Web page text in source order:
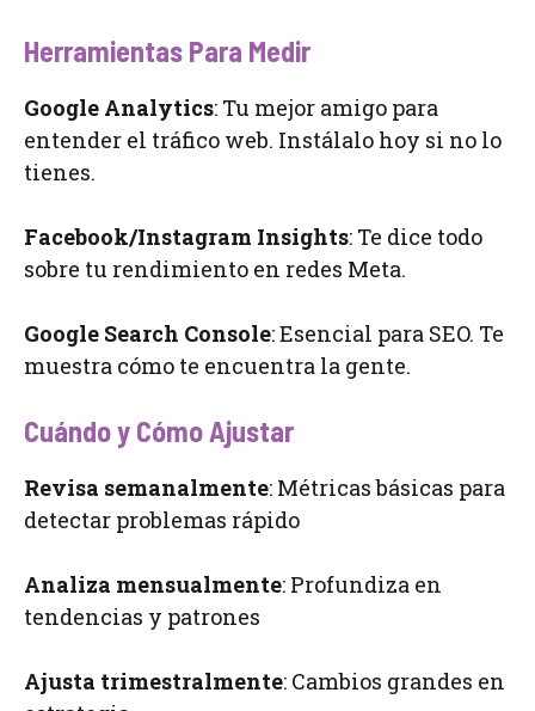
Herramientas Para Medir
Google Analytics: Tu mejor amigo para
entender el tráfico web. Instálalo hoy si no lo
tienes.
Facebook/Instagram Insights: Te dice todo
sobre tu rendimiento en redes Meta.
Google Search Console: Esencial para SEO. Te
muestra cómo te encuentra la gente.
Cuándo y Cómo Ajustar
Revisa semanalmente: Métricas básicas para
detectar problemas rápido
Analiza mensualmente: Profundiza en
tendencias y patrones
Ajusta trimestralmente: Cambios grandes en